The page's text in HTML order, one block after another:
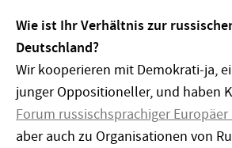
Wie ist Ihr Verhältnis zur
Deutschland?
Wir kooperieren mit Demokrati-ja,
junger Oppositioneller, und haben
Forum russischsprachiger
aber auch zu Organisationen von